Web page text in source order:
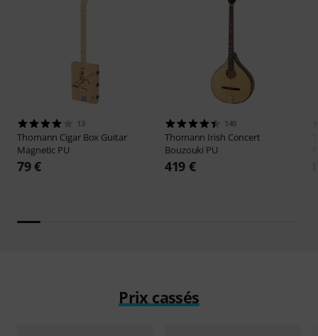
13
Thomann Cigar Box Guitar
Magnetic PU
79 €
140
Thomann Irish Concert
Bouzouki PU
419 €
Prix cassés